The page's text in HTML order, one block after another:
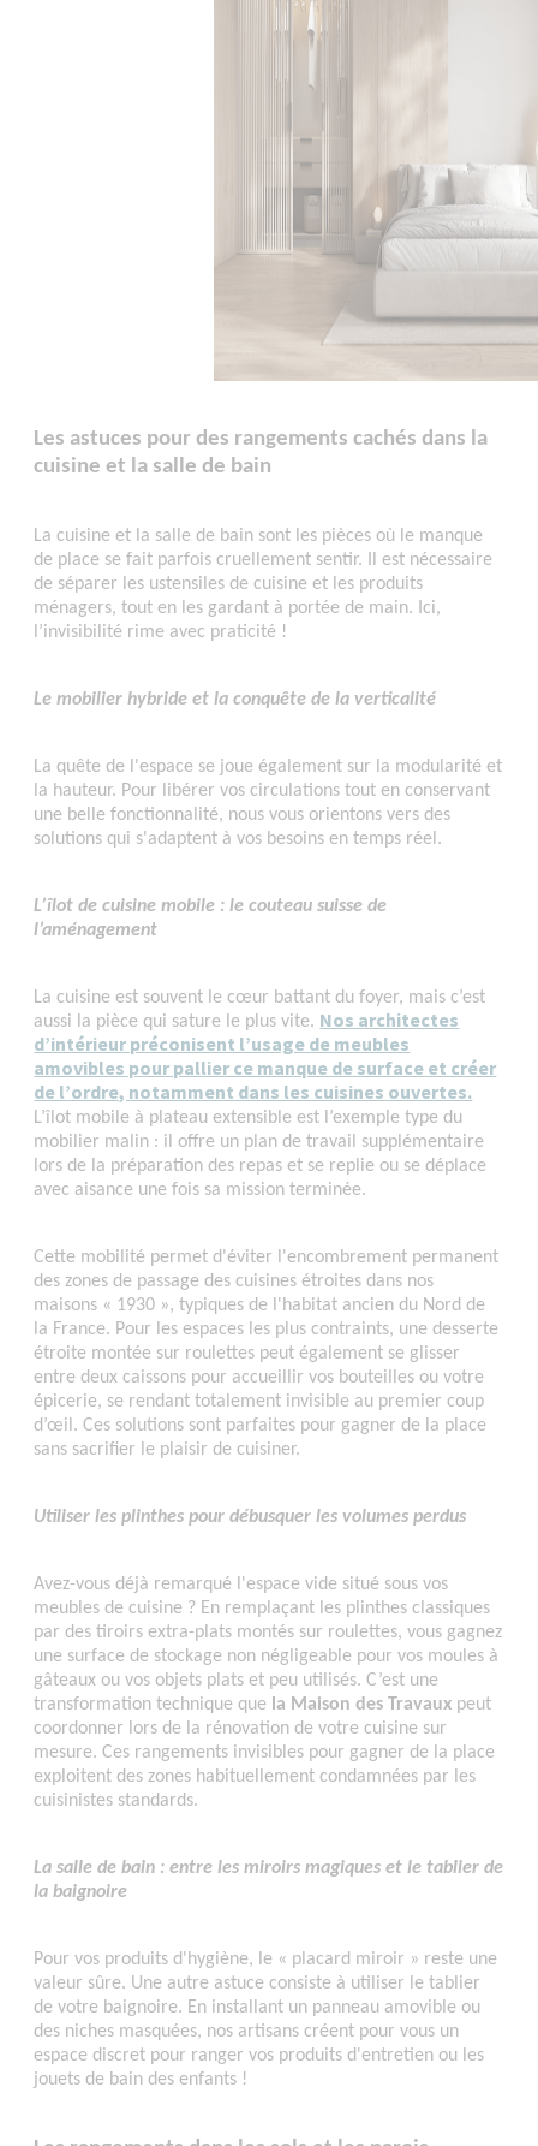
Les astuces pour des rangements cachés dans la
cuisine et la salle de bain
La cuisine et la salle de bain sont les pièces où le manque
de place se fait parfois cruellement sentir. Il est nécessaire
de séparer les ustensiles de cuisine et les produits
ménagers, tout en les gardant à portée de main. Ici,
l’invisibilité rime avec praticité !
Le mobilier hybride et la conquête de la verticalité
La quête de l'espace se joue également sur la modularité et
la hauteur. Pour libérer vos circulations tout en conservant
une belle fonctionnalité, nous vous orientons vers des
solutions qui s'adaptent à vos besoins en temps réel.
L’îlot de cuisine mobile : le couteau suisse de
l’aménagement
La cuisine est souvent le cœur battant du foyer, mais c’est
aussi la pièce qui sature le plus vite. Nos architectes
d’intérieur préconisent l’usage de meubles
amovibles pour pallier ce manque de surface et créer
de l’ordre, notamment dans les cuisines ouvertes.
L’îlot mobile à plateau extensible est l’exemple type du
mobilier malin : il offre un plan de travail supplémentaire
lors de la préparation des repas et se replie ou se déplace
avec aisance une fois sa mission terminée.
Cette mobilité permet d'éviter l'encombrement permanent
des zones de passage des cuisines étroites dans nos
maisons « 1930 », typiques de l'habitat ancien du Nord de
la France. Pour les espaces les plus contraints, une desserte
étroite montée sur roulettes peut également se glisser
entre deux caissons pour accueillir vos bouteilles ou votre
épicerie, se rendant totalement invisible au premier coup
d’œil. Ces solutions sont parfaites pour gagner de la place
sans sacrifier le plaisir de cuisiner.
Utiliser les plinthes pour débusquer les volumes perdus
Avez-vous déjà remarqué l'espace vide situé sous vos
meubles de cuisine ? En remplaçant les plinthes classiques
par des tiroirs extra-plats montés sur roulettes, vous gagnez
une surface de stockage non négligeable pour vos moules à
gâteaux ou vos objets plats et peu utilisés. C’est une
transformation technique que la Maison des Travaux peut
coordonner lors de la rénovation de votre cuisine sur
mesure. Ces rangements invisibles pour gagner de la place
exploitent des zones habituellement condamnées par les
cuisinistes standards.
La salle de bain : entre les miroirs magiques et le tablier de
la baignoire
Pour vos produits d'hygiène, le « placard miroir » reste une
valeur sûre. Une autre astuce consiste à utiliser le tablier
de votre baignoire. En installant un panneau amovible ou
des niches masquées, nos artisans créent pour vous un
espace discret pour ranger vos produits d'entretien ou les
jouets de bain des enfants !